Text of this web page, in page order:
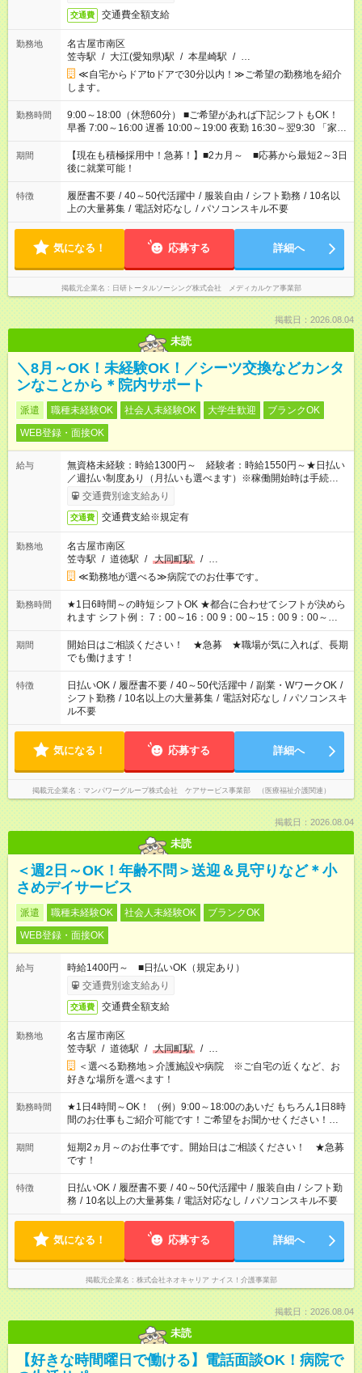
交通費 交通費全額支給
勤務地
名古屋市南区
笠寺駅 / 大江(愛知県)駅 / 本星崎駅 / …
≪自宅からドアtoドアで30分以内！≫ご希望の勤務地を紹介
します。
勤務時間
9:00～18:00（休憩60分） ■ご希望があれば下記シフトもOK！
早番 7:00～16:00 遅番 10:00～19:00 夜勤 16:30～翌9:30 「家族
と休みを合わせたい」 「余裕を持って夕飯の準備がしたい」
「できれば残業はしたくない」 など、ご希望を教えてください
ね。 ※Wワーク希望の方へ 今ご覧のお仕事で希望する勤務時間
と、もう1つのお仕事の勤務時間。 合計で週40時間を超える場
合は応募できません。
期間
【現在も積極採用中！急募！】■2カ月～ ■応募から最短2～3日
後に就業可能！
特徴 履歴書不要 / 40～50代活躍中 / 服装自由 / シフト勤務 / 10名以
上の大量募集 / 電話対応なし / パソコンスキル不要
気になる！ 応募する 詳細へ
掲載元企業名 日研トータルソーシング株式会社 メディカルケア事業部
掲載日：2026.08.04
未読
＼8月～OK！未経験OK！／シーツ交換などカンタ
ンなことから＊院内サポート
派遣 職種未経験OK 社会人未経験OK 大学生歓迎
ブランクOK
WEB登録・面接OK
給与
無資格未経験：時給1300円～ 経験者：時給1550円～★日払い
／週払い制度あり（月払いも選べます）※稼働開始時は手続き完
了次第のお支払いとなります。
交通費別途支給あり
交通費 交通費支給※規定有
勤務地
名古屋市南区
笠寺駅 / 道徳駅 / 大同町駅 / …
≪勤務地が選べる≫病院でのお仕事です。
勤務時間
★1日6時間～の時短シフトOK ★都合に合わせてシフトが決めら
れます シフト例： 7：00～16：00 9：00～15：00 9：00～
18：00 11：00～20：00 など ※Wワークの場合、他のお仕事と
合わせ週40時間超の就業はご案内できません ※法令に基づき、
週20時間以上勤務は社会保険への加入対象となります ※労働者
派遣法（日雇い派遣の原則禁止）により、短時間・短期間の就
業はご案内が難しい場合があります
期間
開始日はご相談ください！ ★急募 ★職場が気に入れば、長期
でも働けます！
特徴 日払いOK / 履歴書不要 / 40～50代活躍中 / 副業・WワークOK /
シフト勤務 / 10名以上の大量募集 / 電話対応なし / パソコンスキ
ル不要
気になる！ 応募する 詳細へ
掲載元企業名 マンパワーグループ株式会社 ケアサービス事業部 （医療福祉介護関連）
掲載日：2026.08.04
未読
＜週2日～OK！年齢不問＞送迎＆見守りなど＊小
さめデイサービス
派遣 職種未経験OK 社会人未経験OK
ブランクOK
WEB登録・面接OK
給与
時給1400円～ ■日払いOK（規定あり）
交通費別途支給あり
交通費 交通費全額支給
勤務地
名古屋市南区
笠寺駅 / 道徳駅 / 大同町駅 / …
＜選べる勤務地＞介護施設や病院 ※ご自宅の近くなど、お
好きな場所を選べます！
勤務時間
★1日4時間～OK！ （例）9:00～18:00のあいだ もちろん1日8時
間のお仕事もご紹介可能です！ご希望をお聞かせください！★家
庭の都合でお休みが必要な場合も遠慮なくご相談ください。 ※
週最低15時間以上の勤務が必要です
期間
短期2ヵ月～のお仕事です。開始日はご相談ください！ ★急募
です！
特徴 日払いOK / 履歴書不要 / 40～50代活躍中 / 服装自由 / シフト勤
務 / 10名以上の大量募集 / 電話対応なし / パソコンスキル不要
気になる！ 応募する 詳細へ
掲載元企業名 株式会社ネオキャリア ナイス！介護事業部
掲載日：2026.08.04
未読
【好きな時間曜日で働ける】電話面談OK！病院で